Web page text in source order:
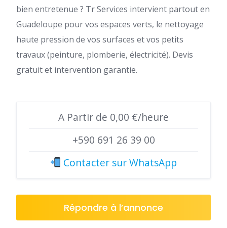
bien entretenue ? Tr Services intervient partout en
Guadeloupe pour vos espaces verts, le nettoyage
haute pression de vos surfaces et vos petits
travaux (peinture, plomberie, électricité). Devis
gratuit et intervention garantie.
A Partir de 0,00 €/heure
+590 691 26 39 00
Contacter sur WhatsApp
Répondre à l’annonce